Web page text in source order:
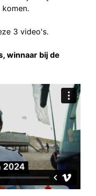
3 video's.
winnaar bij de